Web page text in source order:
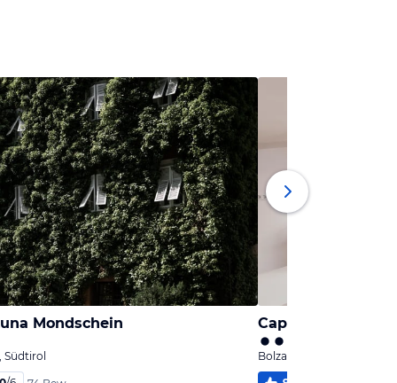
Mondschein
Südtirol
Capitol Rooms
Bolzano / Bozen, Südtirol